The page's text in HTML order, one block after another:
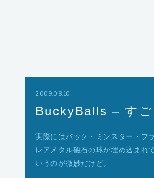
2009.08.10
BuckyBalls – すご
実際にはバック・ミンスター・フ
レアメタル磁石の球が埋め込まれ
いうのが微妙だけど。